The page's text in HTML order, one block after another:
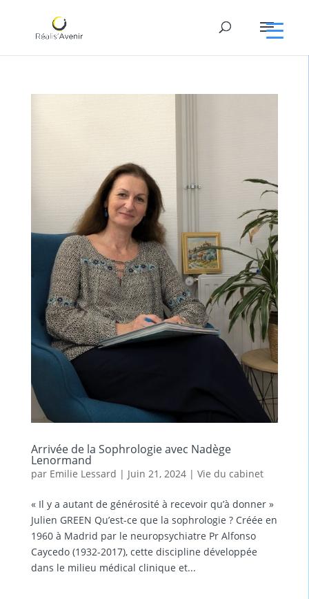
Arrivée de la Sophrologie avec Nadège
Lenormand
par Emilie Lessard | Juin 21, 2024| Vie du cabinet
« Il y a autant de générosité à recevoir qu’à donner »
Julien GREEN Qu’est-ce que la sophrologie ? Créée en
1960 à Madrid par le neuropsychiatre Pr Alfonso
Caycedo (1932-2017), cette discipline développée
dans le milieu médical clinique et...